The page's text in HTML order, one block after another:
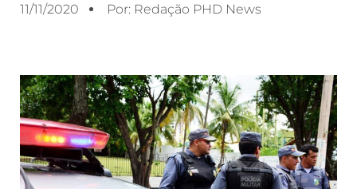
11/11/2020 Por: Redação PHD News